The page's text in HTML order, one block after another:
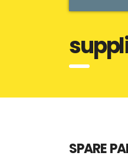
SPARE